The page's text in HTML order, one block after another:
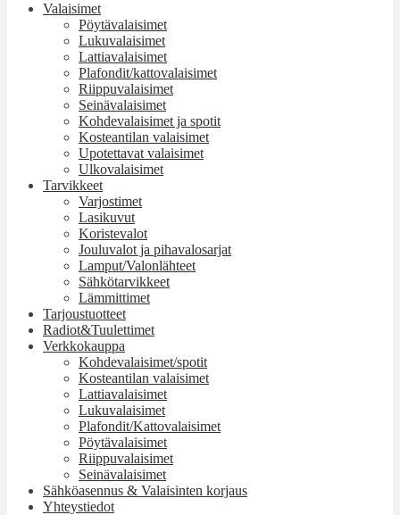
Valaisimet
Pöytävalaisimet
Lukuvalaisimet
Lattiavalaisimet
Plafondit/kattovalaisimet
Riippuvalaisimet
Seinävalaisimet
Kohdevalaisimet ja spotit
Kosteantilan valaisimet
Upotettavat valaisimet
Ulkovalaisimet
Tarvikkeet
Varjostimet
Lasikuvut
Koristevalot
Jouluvalot ja pihavalosarjat
Lamput/Valonlähteet
Sähkötarvikkeet
Lämmittimet
Tarjoustuotteet
Radiot&Tuulettimet
Verkkokauppa
Kohdevalaisimet/spotit
Kosteantilan valaisimet
Lattiavalaisimet
Lukuvalaisimet
Plafondit/Kattovalaisimet
Pöytävalaisimet
Riippuvalaisimet
Seinävalaisimet
Sähköasennus & Valaisinten korjaus
Yhteystiedot